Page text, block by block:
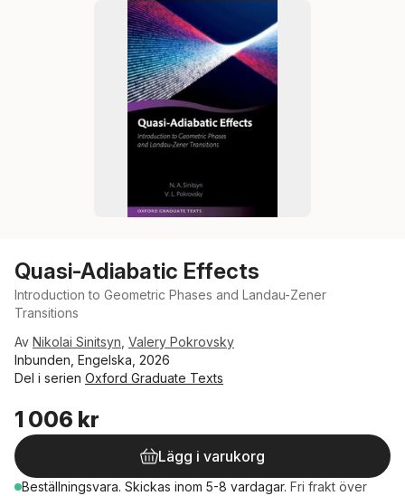
Quasi-Adiabatic Effects
Introduction to Geometric Phases and Landau-Zener
Transitions
Av Nikolai Sinitsyn Valery Pokrovsky
Inbunden, Engelska, 2026
Del i serien Oxford Graduate Texts
1 006 kr
Lägg i varukorg
Beställningsvara. Skickas inom 5-8 vardagar. Fri frakt över